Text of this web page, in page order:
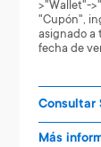
>"Wallet"-
"Cupón",
asignado a
fecha de
Consultar
Más